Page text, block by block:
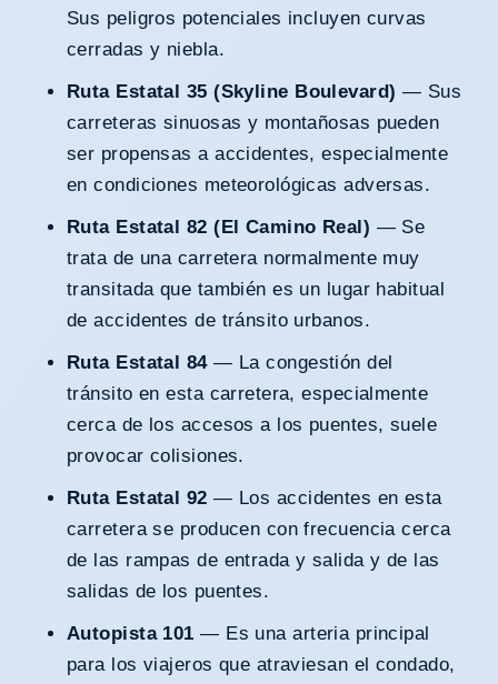
Sus peligros potenciales incluyen curvas
cerradas y niebla.
Ruta Estatal 35 (Skyline Boulevard) — Sus
carreteras sinuosas y montañosas pueden
ser propensas a accidentes, especialmente
en condiciones meteorológicas adversas.
Ruta Estatal 82 (El Camino Real) — Se
trata de una carretera normalmente muy
transitada que también es un lugar habitual
de accidentes de tránsito urbanos.
Ruta Estatal 84— La congestión del
tránsito en esta carretera, especialmente
cerca de los accesos a los puentes, suele
provocar colisiones.
Ruta Estatal 92 — Los accidentes en esta
carretera se producen con frecuencia cerca
de las rampas de entrada y salida y de las
salidas de los puentes.
Autopista 101 — Es una arteria principal
para los viajeros que atraviesan el condado,